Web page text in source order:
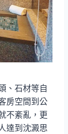
、石材等自
房空間到公
不紊亂，更
達到沈澱思